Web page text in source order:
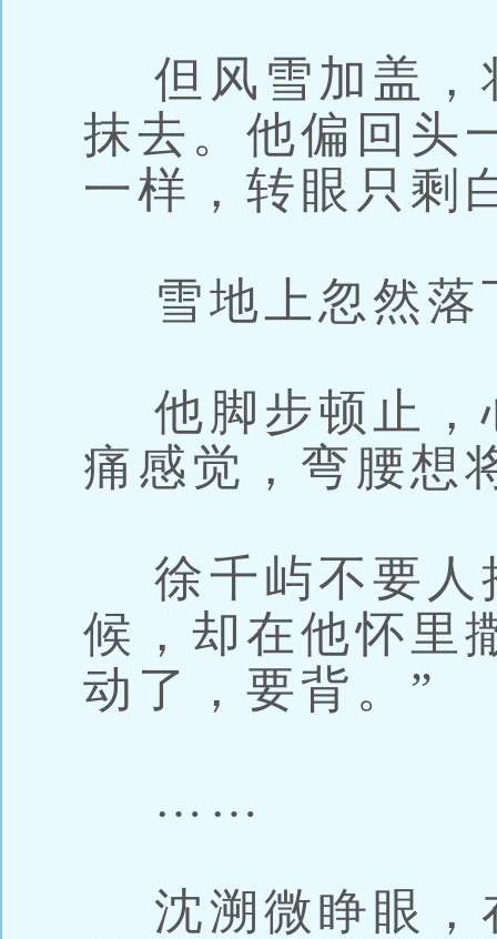
但风雪加盖，
抹去。他偏回头
一样，转眼只剩
雪地上忽然落
他脚步顿止，
痛感觉，弯腰想
徐千屿不要人
候，却在他怀里
动了，要背。”
……
沈溯微睁眼，